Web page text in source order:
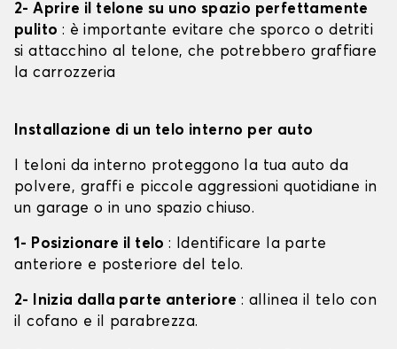
2- Aprire il telone su uno spazio perfettamente
pulito : è importante evitare che sporco o detriti
si attacchino al telone, che potrebbero graffiare
la carrozzeria
Installazione di un telo interno per auto
I teloni da interno proteggono la tua auto da
polvere, graffi e piccole aggressioni quotidiane in
un garage o in uno spazio chiuso.
1- Posizionare il telo: Identificare la parte
anteriore e posteriore del telo.
2- Inizia dalla parte anteriore : allinea il telo con
il cofano e il parabrezza.